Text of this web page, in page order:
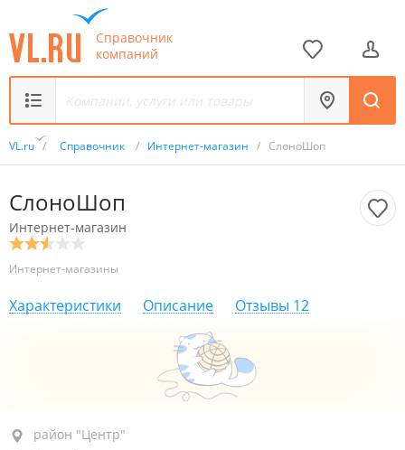
Справочник
компаний
VL.ru / Справочник / Интернет-магазин / СлоноШоп
СлоноШоп
Интернет-магазин
Интернет-магазины
Характеристики Описание Отзывы 12
район "Центр", ул. Нерчинская, 48
район "Центр"